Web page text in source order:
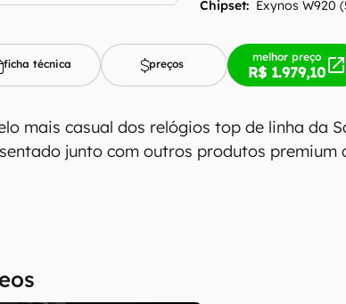
Chipset: Exynos W920
ficha técnica preços
melhor preço
R$ 1.979,10
mais casual dos relógios top de linha da
junto com outros produtos premium